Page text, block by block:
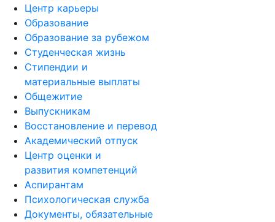
Центр карьеры
Образование
Образование за рубежом
Студенческая жизнь
Стипендии и
материальные выплаты
Общежитие
Выпускникам
Восстановление и перевод
Академический отпуск
Центр оценки и
развития компетенций
Аспирантам
Психологическая служба
Документы, обязательные